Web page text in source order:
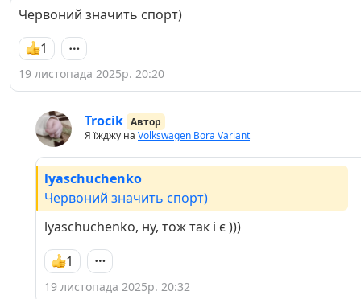
Червоний значить спорт)
1
19 листопада 2025р. 20:20
Trocik Автор
Я їжджу на Volkswagen Bora Variant
lyaschuchenko
Червоний значить спорт)
lyaschuchenko, ну, тож так і є )))
1
19 листопада 2025р. 20:32